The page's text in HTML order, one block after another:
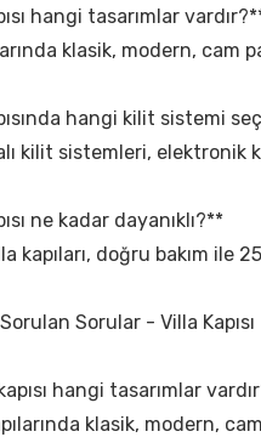
hangi tasarımlar
klasik, modern, cam
hangi kilit sistemi
kilit sistemleri, elektronik
ne kadar dayanıklı?**
kapıları, doğru bakım ile
Sorular - Villa Kapısı
hangi tasarımlar
klasik, modern,